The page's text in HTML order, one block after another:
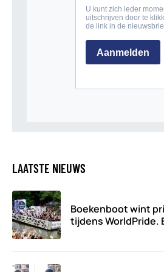
LAATSTE NIEUWS
Boekenboot wint
tijdens WorldPride.